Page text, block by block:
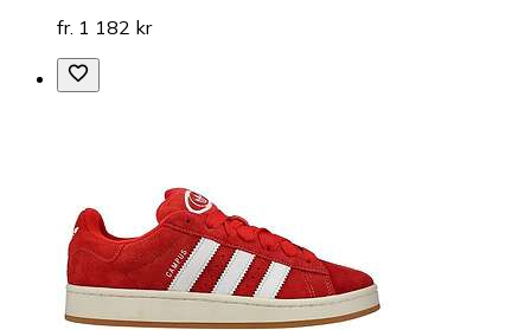
fr. 1 182 kr